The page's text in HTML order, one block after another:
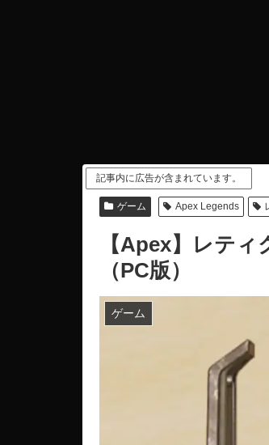
記事内に広告が含まれています。
ゲーム Apex Legends
【Apex】レテ
（PC版）
ゲーム